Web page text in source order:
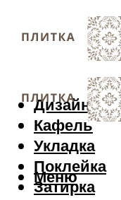
Дизайн
Кафель
Укладка
Поклейка
Затирка
Меню